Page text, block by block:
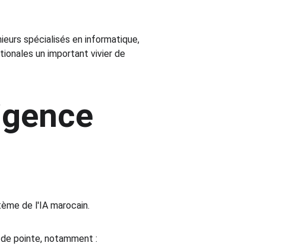
spécialisés en informatique,
un important vivier de
de l'IA marocain.
pointe, notamment :